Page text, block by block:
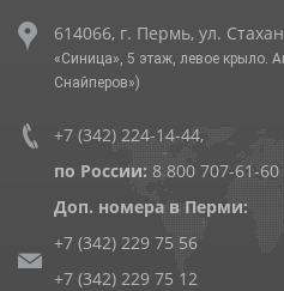
614066, г. Пермь, ул.
«Синица», 5 этаж, левое крыло.
Снайперов»)
+7 (342) 224-14-44,
по России: 8 800 707-61-60
Доп. номера в Перми:
+7 (342) 229 75 56
+7 (342) 229 75 12